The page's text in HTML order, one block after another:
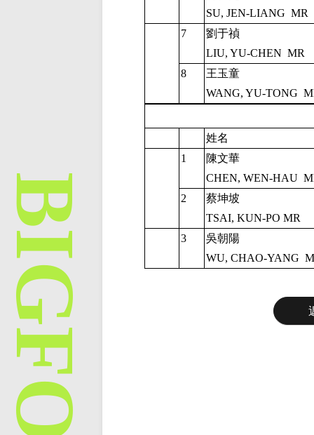
SU, JEN-LIANG MR
7
劉于禎
LIU, YU-CHEN MR
8
王玉童
WANG, YU-TONG
姓名
1
陳文華
CHEN, WEN-HAU
2
蔡坤坡
TSAI, KUN-PO MR
3
吳朝陽
WU, CHAO-YANG